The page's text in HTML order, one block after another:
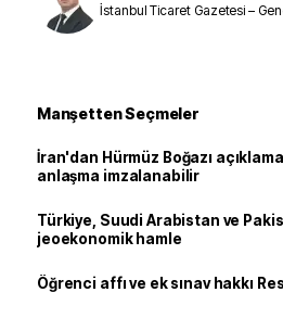
İstanbul Ticaret Gazetesi –
Manşetten Seçmeler
İran'dan Hürmüz Boğazı
anlaşma imzalanabilir
Türkiye, Suudi Arabistan ve
jeoekonomik hamle
Öğrenci affı ve ek sınav hakkı